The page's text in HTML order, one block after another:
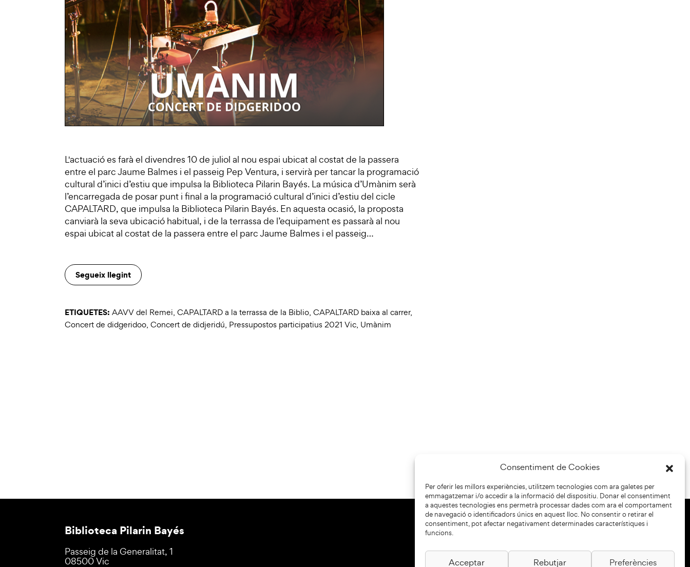
Consentiment de Cookies
Per oferir les millors experiències, utilitzem tecnologies com ara galetes per
emmagatzemar i/o accedir a la informació del dispositiu. Donar el consentiment
a aquestes tecnologies ens permetrà processar dades com ara el comportament
de navegació o identificadors únics en aquest lloc. No consentir o retirar el
consentiment, pot afectar negativament determinades característiques i
funcions.
Acceptar Rebutjar Preferències
L'actuació es farà el divendres 10 de juliol al nou espai ubicat al costat de la passera
entre el parc Jaume Balmes i el passeig Pep Ventura, i servirà per tancar la programació
cultural d’inici d’estiu que impulsa la Biblioteca Pilarin Bayés. La música d’Umànim serà
l’encarregada de posar punt i final a la programació cultural d’inici d’estiu del cicle
CAPALTARD, que impulsa la Biblioteca Pilarin Bayés. En aquesta ocasió, la proposta
canviarà la seva ubicació habitual, i de la terrassa de l’equipament es passarà al nou
espai ubicat al costat de la passera entre el parc Jaume Balmes i el passeig…
Segueix llegint
ETIQUETES: AAVV del Remei, CAPALTARD a la terrassa de la Biblio, CAPALTARD baixa al carrer,
Concert de didgeridoo, Concert de didjeridú, Pressupostos participatius 2021 Vic, Umànim
Biblioteca Pilarin Bayés
Passeig de la Generalitat, 1
08500 Vic
Col·laboradors: